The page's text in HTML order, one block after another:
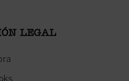
LEGAL